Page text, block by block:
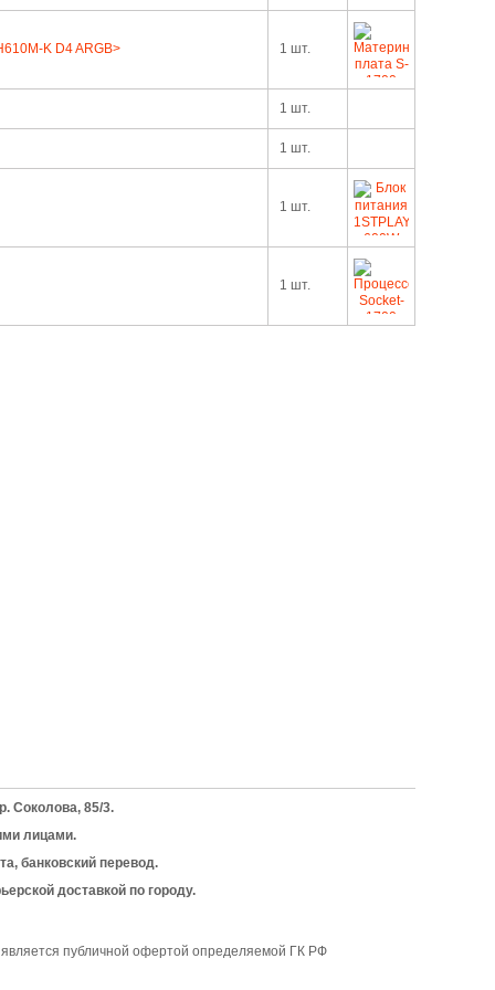
K D4 ARGB> 1 шт.
1 шт.
1 шт.
1 шт.
1 шт.
Соколова, 85/3.
лицами.
банковский перевод.
доставкой по городу.
публичной офертой определяемой ГК РФ